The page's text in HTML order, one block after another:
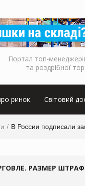
Портал топ-
та роздрібної
ринок Світовий
В России подписали
РАЗМЕР